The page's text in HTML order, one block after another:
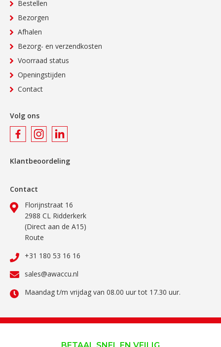
Bestellen
Bezorgen
Afhalen
Bezorg- en verzendkosten
Voorraad status
Openingstijden
Contact
Volg ons
Klantbeoordeling
Contact
Florijnstraat 16
2988 CL Ridderkerk
(Direct aan de A15)
Route
+31 180 53 16 16
sales@awaccu.nl
Maandag t/m vrijdag van 08.00 uur tot 17.30 uur.